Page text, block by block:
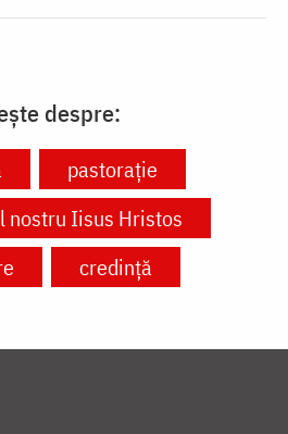
despre:
pastorație
nostru Iisus Hristos
credință